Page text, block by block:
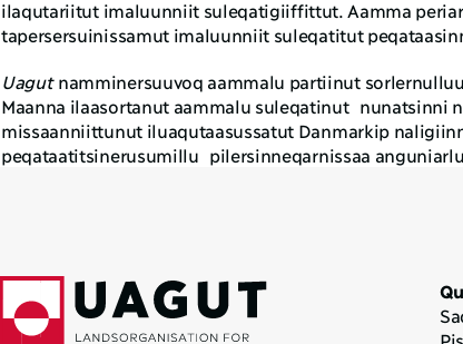
ilaqutariitut imaluunniit suleqatigiiffittut. Aamma
tapersersuinissamut imaluunniit suleqatitut
Uagut namminersuuvoq aammalu partiinut
Maanna ilaasortanut aammalu suleqatinut  nunatsinni
missaanniittunut iluaqutaasussatut Danmarkip
peqataatitsinerusumillu  pilersinneqarnissaa